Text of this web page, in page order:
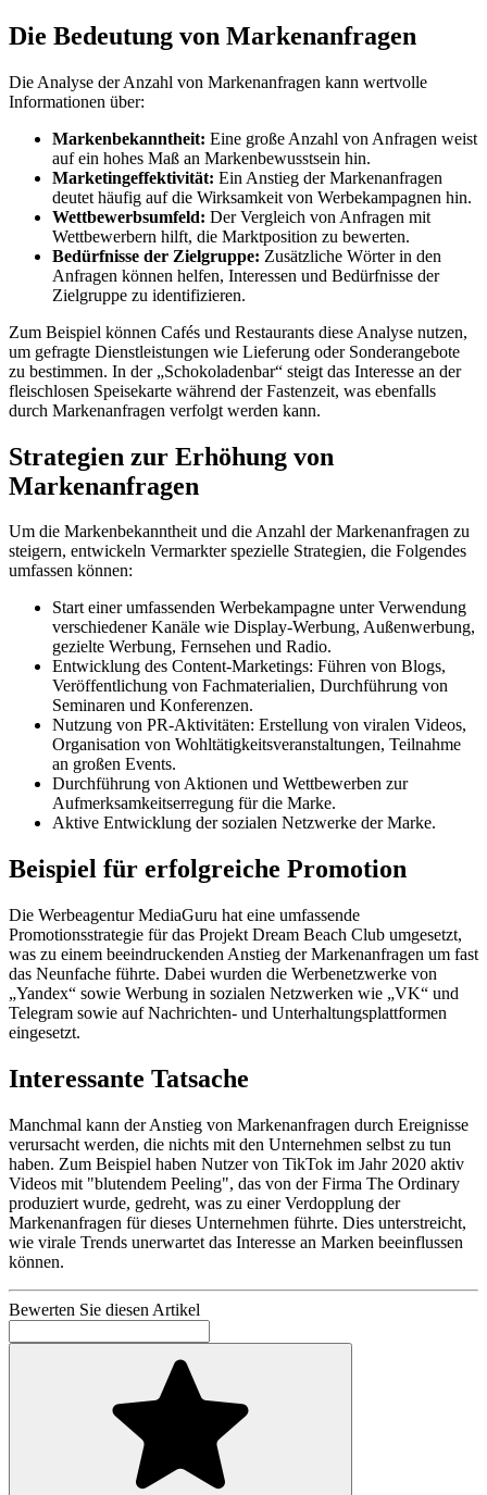
Die Bedeutung von Markenanfragen
Die Analyse der Anzahl von Markenanfragen kann wertvolle
Informationen über:
Markenbekanntheit: Eine große Anzahl von Anfragen weist
auf ein hohes Maß an Markenbewusstsein hin.
Marketingeffektivität: Ein Anstieg der Markenanfragen
deutet häufig auf die Wirksamkeit von Werbekampagnen hin.
Wettbewerbsumfeld: Der Vergleich von Anfragen mit
Wettbewerbern hilft, die Marktposition zu bewerten.
Bedürfnisse der Zielgruppe: Zusätzliche Wörter in den
Anfragen können helfen, Interessen und Bedürfnisse der
Zielgruppe zu identifizieren.
Zum Beispiel können Cafés und Restaurants diese Analyse nutzen,
um gefragte Dienstleistungen wie Lieferung oder Sonderangebote
zu bestimmen. In der „Schokoladenbar“ steigt das Interesse an der
fleischlosen Speisekarte während der Fastenzeit, was ebenfalls
durch Markenanfragen verfolgt werden kann.
Strategien zur Erhöhung von
Markenanfragen
Um die Markenbekanntheit und die Anzahl der Markenanfragen zu
steigern, entwickeln Vermarkter spezielle Strategien, die Folgendes
umfassen können:
Start einer umfassenden Werbekampagne unter Verwendung
verschiedener Kanäle wie Display-Werbung, Außenwerbung,
gezielte Werbung, Fernsehen und Radio.
Entwicklung des Content-Marketings: Führen von Blogs,
Veröffentlichung von Fachmaterialien, Durchführung von
Seminaren und Konferenzen.
Nutzung von PR-Aktivitäten: Erstellung von viralen Videos,
Organisation von Wohltätigkeitsveranstaltungen, Teilnahme
an großen Events.
Durchführung von Aktionen und Wettbewerben zur
Aufmerksamkeitserregung für die Marke.
Aktive Entwicklung der sozialen Netzwerke der Marke.
Beispiel für erfolgreiche Promotion
Die Werbeagentur MediaGuru hat eine umfassende
Promotionsstrategie für das Projekt Dream Beach Club umgesetzt,
was zu einem beeindruckenden Anstieg der Markenanfragen um fast
das Neunfache führte. Dabei wurden die Werbenetzwerke von
„Yandex“ sowie Werbung in sozialen Netzwerken wie „VK“ und
Telegram sowie auf Nachrichten- und Unterhaltungsplattformen
eingesetzt.
Interessante Tatsache
Manchmal kann der Anstieg von Markenanfragen durch Ereignisse
verursacht werden, die nichts mit den Unternehmen selbst zu tun
haben. Zum Beispiel haben Nutzer von TikTok im Jahr 2020 aktiv
Videos mit "blutendem Peeling", das von der Firma The Ordinary
produziert wurde, gedreht, was zu einer Verdopplung der
Markenanfragen für dieses Unternehmen führte. Dies unterstreicht,
wie virale Trends unerwartet das Interesse an Marken beeinflussen
können.
Bewerten Sie diesen Artikel